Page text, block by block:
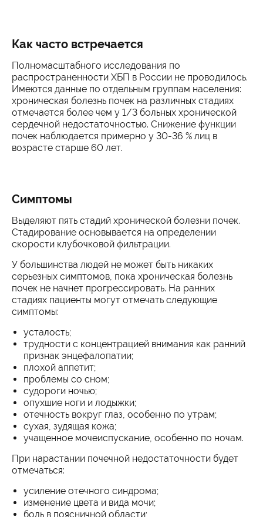
Как часто встречается
Полномасштабного исследования по
распространенности ХБП в России не проводилось.
Имеются данные по отдельным группам населения:
хроническая болезнь почек на различных стадиях
отмечается более чем у 1/3 больных хронической
сердечной недостаточностью. Снижение функции
почек наблюдается примерно у 30-36 % лиц в
возрасте старше 60 лет.
Симптомы
Выделяют пять стадий хронической болезни почек.
Стадирование основывается на определении
скорости клубочковой фильтрации.
У большинства людей не может быть никаких
серьезных симптомов, пока хроническая болезнь
почек не начнет прогрессировать. На ранних
стадиях пациенты могут отмечать следующие
симптомы:
усталость;
трудности с концентрацией внимания как ранний
признак энцефалопатии;
плохой аппетит;
проблемы со сном;
судороги ночью;
опухшие ноги и лодыжки;
отечность вокруг глаз, особенно по утрам;
сухая, зудящая кожа;
учащенное мочеиспускание, особенно по ночам.
При нарастании почечной недостаточности будет
отмечаться:
усиление отечного синдрома;
изменение цвета и вида мочи;
боль в поясничной области;